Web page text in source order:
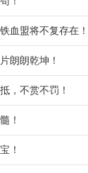
血盟将不复存在！
朗朗乾坤！
，不赏不罚！
！
！